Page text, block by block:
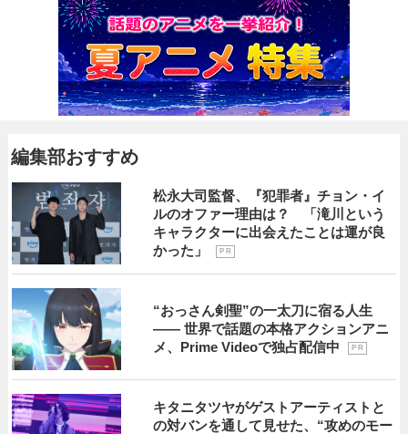
編集部おすすめ
松永大司監督、『犯罪者』チョン・イ
ルのオファー理由は？ 「滝川という
キャラクターに出会えたことは運が良
かった」
P R
“おっさん剣聖”の一太刀に宿る人生
―― 世界で話題の本格アクションアニ
メ、Prime Videoで独占配信中
P R
キタニタツヤがゲストアーティストと
の対バンを通して見せた、“攻めのモー